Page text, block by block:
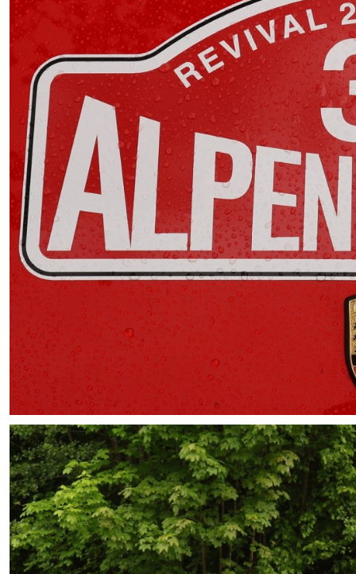
Nennliste
Zeitplan
Streckenplan
Programm
Merchandising
Kontakt
ZUSEHER
Nennliste
Zeitplan
Streckenplan
Programm
Merchandising
Zimmernachweis
PRESSE
Pressemeldungen
Pressefotos
Nennliste
Zeitplan
Streckenplan
Programm
Zimmernachweis